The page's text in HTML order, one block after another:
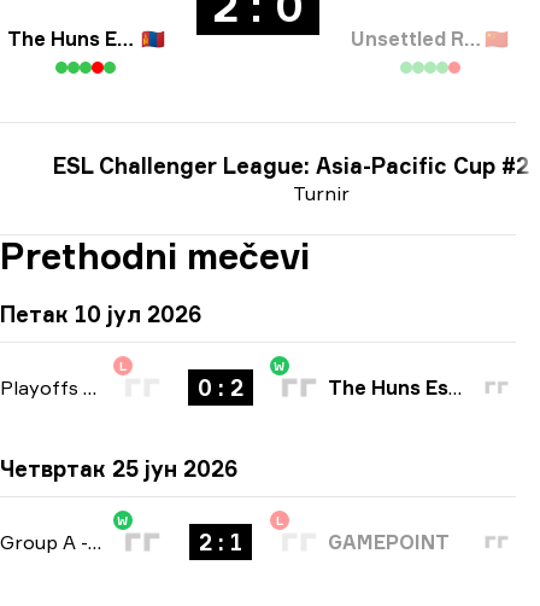
The Huns Esports 🇲🇳 Unsettled Resentment 🇨🇳
Turnir
ESL Challenger League: Asia-Pacific Cup #2
Prethodni mečevi
Петак 10 јул 2026
Playoffs
L
0 : 2
W
The Huns Esports
Четвртак 25 јун 2026
Group A - bo3
W
2 : 1
L
GAMEPOINT